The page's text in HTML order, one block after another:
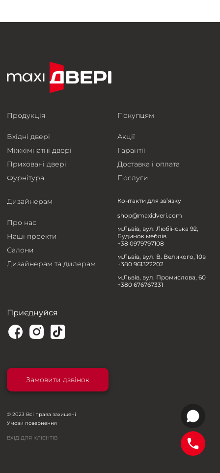
Продукція
Вхідні двері
Міжкімнатні двері
Приховані двері
Фурнітура
Покупцям
Акції
Гарантії
Доставка і оплата
Послуги
Дизайнерам
Про нас
Наші проекти
Салони
Дизайнерам та дилерам
Контакти для зв’язку
shop@maxidveri.com
м.Львів, вул. Любінська 92,
Будинок меблів
+38 0979797108
м.Львів, вул. В. Великого, 10в
+380 961322202
м.Львів, вул. Промислова, 60
+380 676767331
Приєднуйся
Замовити дзвінок
© 2023 Всі права захищені
Умови повернення
ВХІД ДЛЯ КЛІЄНТІВ